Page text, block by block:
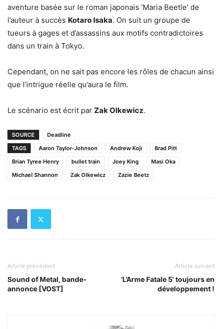
aventure basée sur le roman japonais ‘Maria Beetle’ de
l’auteur à succès Kotaro Isaka. On suit un groupe de
tueurs à gages et d’assassins aux motifs contradictoires
dans un train à Tokyo.
Cependant, on ne sait pas encore les rôles de chacun ainsi
que l’intrigue réelle qu’aura le film.
Le scénario est écrit par Zak Olkewicz.
SOURCE
Deadline
TAGS
Aaron Taylor-Johnson Andrew Koji
Brad Pitt
Brian Tyree Henry
bullet train Joey King
Masi Oka
Michael Shannon
Zak Olkewicz Zazie Beetz
Article précédent
Sound of Metal, bande-
annonce [VOST]
Article suivant
‘L’Arme Fatale 5’ toujours en
développement !